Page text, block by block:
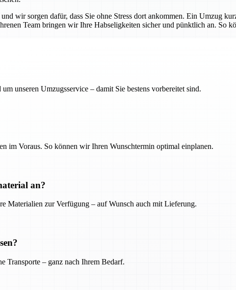
wir sorgen dafür, dass Sie ohne Stress dort ankommen. Ein Umzug
Team bringen wir Ihre Habseligkeiten sicher und pünktlich an. So
unseren Umzugsservice – damit Sie bestens vorbereitet sind.
im Voraus. So können wir Ihren Wunschtermin optimal einplanen.
an?
Materialien zur Verfügung – auf Wunsch auch mit Lieferung.
Transporte – ganz nach Ihrem Bedarf.